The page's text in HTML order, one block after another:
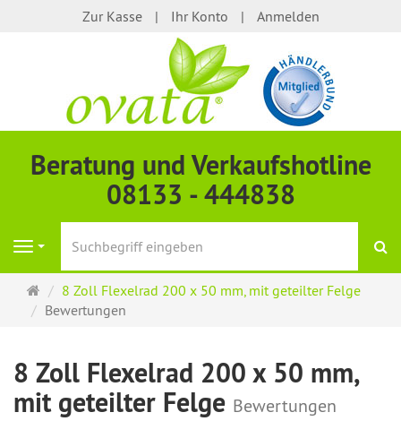
Zur Kasse Ihr Konto Anmelden
Beratung und Verkaufshotline
08133 - 444838
Navigation
Startseite
8 Zoll Flexelrad 200 x 50 mm, mit geteilter Felge
Bewertungen
8 Zoll Flexelrad 200 x 50 mm,
mit geteilter Felge Bewertungen